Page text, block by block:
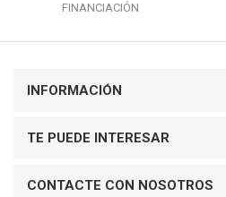
FINANCIACIÓN
INFORMACIÓN
TE PUEDE INTERESAR
CONTACTE CON NOSOTROS